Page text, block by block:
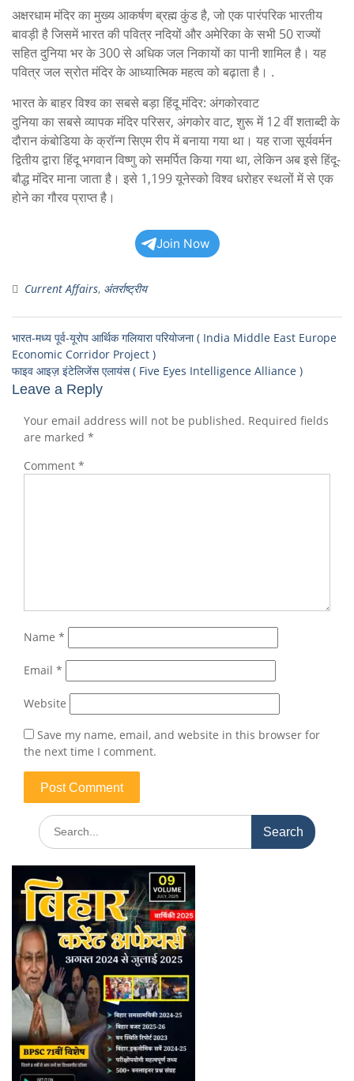
अक्षरधाम मंदिर का मुख्य आकर्षण ब्रह्म कुंड है, जो एक पारंपरिक भारतीय
बावड़ी है जिसमें भारत की पवित्र नदियों और अमेरिका के सभी 50 राज्यों
सहित दुनिया भर के 300 से अधिक जल निकायों का पानी शामिल है। यह
पवित्र जल स्रोत मंदिर के आध्यात्मिक महत्व को बढ़ाता है। .
भारत के बाहर विश्व का सबसे बड़ा हिंदू मंदिर: अंगकोरवाट
दुनिया का सबसे व्यापक मंदिर परिसर, अंगकोर वाट, शुरू में 12 वीं शताब्दी के
दौरान कंबोडिया के क्रॉन्ग सिएम रीप में बनाया गया था। यह राजा सूर्यवर्मन
द्वितीय द्वारा हिंदू भगवान विष्णु को समर्पित किया गया था, लेकिन अब इसे हिंदू-
बौद्ध मंदिर माना जाता है। इसे 1,199 यूनेस्को विश्व धरोहर स्थलों में से एक
होने का गौरव प्राप्त है।
Join Now
Current Affairs, अंतर्राष्ट्रीय
भारत-मध्य पूर्व-यूरोप आर्थिक गलियारा परियोजना ( India Middle East Europe
Economic Corridor Project )
फाइव आइज़ इंटेलिजेंस एलायंस ( Five Eyes Intelligence Alliance )
Leave a Reply
Your email address will not be published. Required fields
are marked *
Comment *
Name *
Email *
Website
Save my name, email, and website in this browser for
the next time I comment.